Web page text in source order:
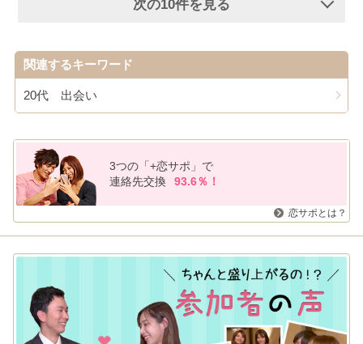
次の10件を見る
関連するキーワード
20代 出会い
3つの「+恋サポ」で
連絡先交換
93.6％！
恋サポとは？